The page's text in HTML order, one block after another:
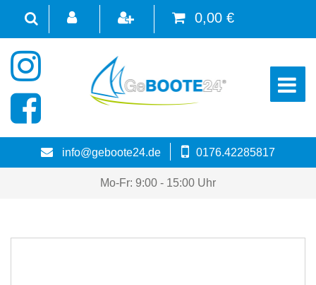
0,00 €
☰
info@geboote24.de 0176.42285817
Mo-Fr: 9:00 - 15:00 Uhr